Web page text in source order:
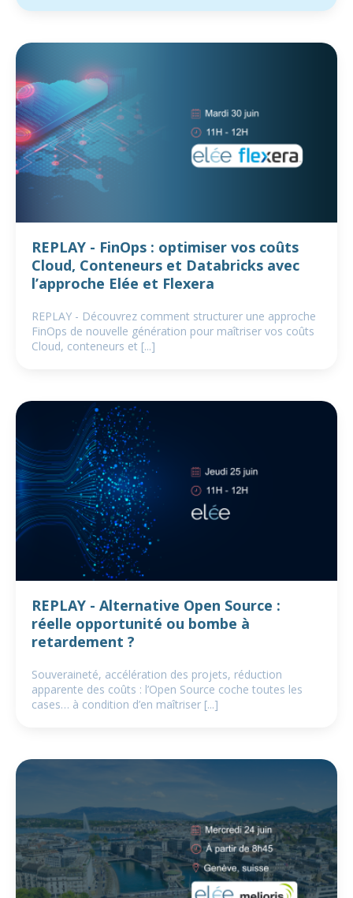
REPLAY - FinOps : optimiser vos coûts
Cloud, Conteneurs et Databricks avec
l’approche Elée et Flexera
REPLAY - Découvrez comment structurer une approche
FinOps de nouvelle génération pour maîtriser vos coûts
Cloud, conteneurs et [...]
REPLAY - Alternative Open Source :
réelle opportunité ou bombe à
retardement ?
Souveraineté, accélération des projets, réduction
apparente des coûts : l’Open Source coche toutes les
cases… à condition d’en maîtriser [...]